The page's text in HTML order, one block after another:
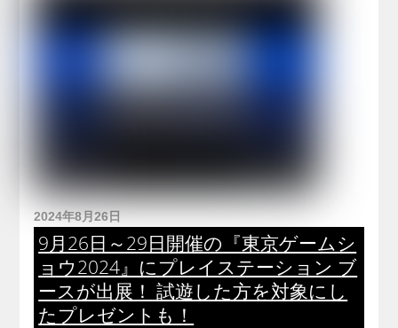
2024年8月26日
9月26日～29日開催の『東京ゲームシ
ョウ2024』にプレイステーション ブ
ースが出展！ 試遊した方を対象にし
たプレゼントも！